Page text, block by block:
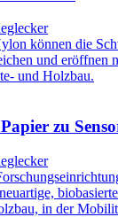
können die
und eröffnen
und Holzbau.
zu
in der